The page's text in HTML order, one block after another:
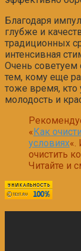
Благодаря
глубже и
традиционных
интенсивная
Очень советуем
тем, кому еще
тоже время, кто
молодость и
«Как
условиях«.
очистить
Читайте и